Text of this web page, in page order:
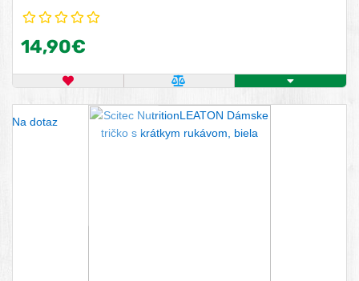
14,90€
OBĽÚBENÝ PRODUKTPOROVNAŤ PRODUKT
KÚPIŤ
Na dotaz